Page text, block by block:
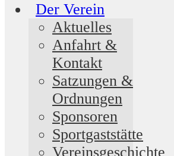
Der Verein
Aktuelles
Anfahrt &
Kontakt
Satzungen &
Ordnungen
Sponsoren
Sportgaststätte
Vereinsgeschichte